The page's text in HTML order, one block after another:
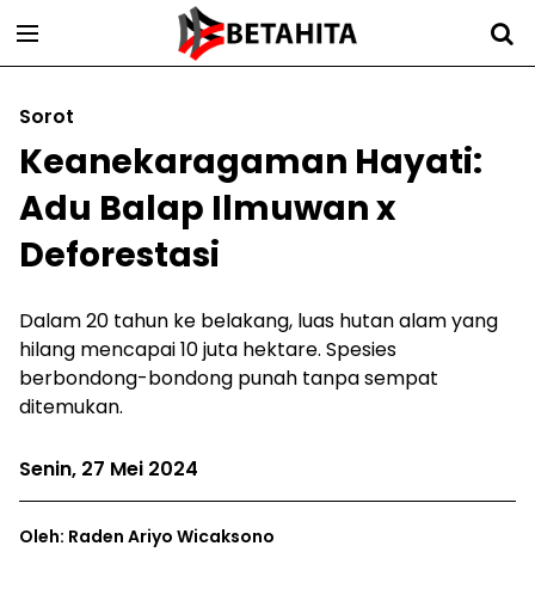
Sorot
Keanekaragaman Hayati:
Adu Balap Ilmuwan x
Deforestasi
Dalam 20 tahun ke belakang, luas hutan alam yang
hilang mencapai 10 juta hektare. Spesies
berbondong-bondong punah tanpa sempat
ditemukan.
Senin, 27 Mei 2024
Oleh: Raden Ariyo Wicaksono